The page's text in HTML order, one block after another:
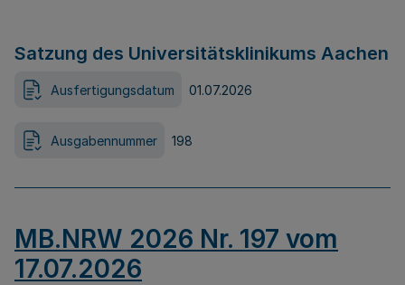
Satzung des Universitätsklinikums Aachen
Ausfertigungsdatum 01.07.2026
Ausgabennummer 198
MB.NRW 2026 Nr. 197 vom
17.07.2026